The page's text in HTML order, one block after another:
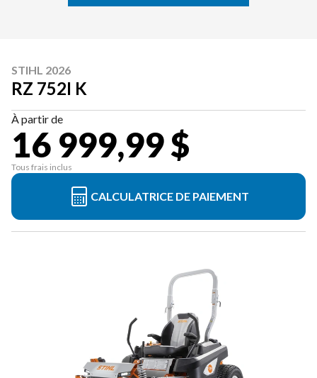
STIHL 2026
RZ 752I K
À partir de
16 999,99 $
Tous frais inclus
CALCULATRICE DE PAIEMENT